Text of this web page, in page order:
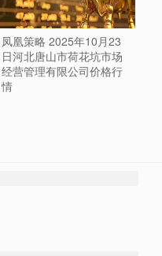
凤凰策略 2025年10月23
日河北唐山市荷花坑市场
经营管理有限公司价格行
情